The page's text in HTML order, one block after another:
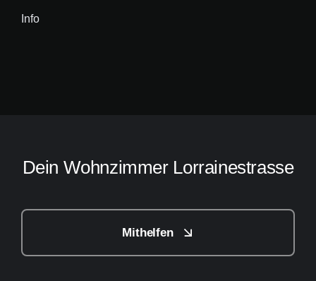
Info
Dein Wohnzimmer Lorrainestrasse
Mithelfen